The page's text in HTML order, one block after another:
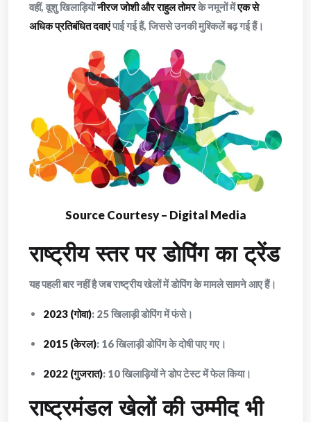
वहीं, वूशु खिलाड़ियोंनीरज जोशी और राहुल तोमरके नमूनों मेंएक से
अधिक प्रतिबंधित दवाएंपाई गई हैं, जिससे उनकी मुश्किलें बढ़ गई हैं।
Source Courtesy – Digital Media
राष्ट्रीय स्तर पर डोपिंग का ट्रेंड
यह पहली बार नहीं है जब राष्ट्रीय खेलों में डोपिंग के मामले सामने आए हैं।
2023 (गोवा): 25 खिलाड़ी डोपिंग में फंसे।
2015 (केरल): 16 खिलाड़ी डोपिंग के दोषी पाए गए।
2022 (गुजरात): 10 खिलाड़ियों ने डोप टेस्ट में फेल किया।
राष्ट्रमंडल खेलों की उम्मीद भी